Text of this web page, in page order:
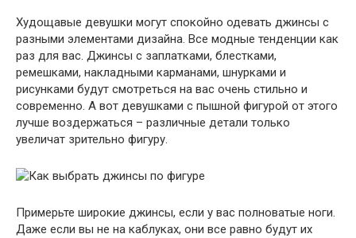
Худощавые девушки могут спокойно одевать джинсы с
разными элементами дизайна. Все модные тенденции как
раз для вас. Джинсы с заплатками, блестками,
ремешками, накладными карманами, шнурками и
рисунками будут смотреться на вас очень стильно и
современно. А вот девушками с пышной фигурой от этого
лучше воздержаться – различные детали только
увеличат зрительно фигуру.
Примерьте широкие джинсы, если у вас полноватые ноги.
Даже если вы не на каблуках, они все равно будут их